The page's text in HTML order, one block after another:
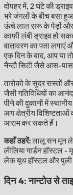
दोपहर में, 2 घंटे की
भरे जंगलों के बीच बसा
ऊंचे लाल सरू के पेड़ों और
काफी लंबी ड्राइव हो
वातावरण का पता लगाएं
एक दिन के बाद, आप या
नैन्टौ सिटी जैसे आस-
तारोको के सुंदर रास्तों
जैसी गतिविधियों का
पीने की दुकानों में
आप क्षेत्रीय
आराम कर सकते हैं।
कहाँ ठहरें:लालू सन मून
लीलिया गार्डन
लेक यूथ हॉस्टल और पुली
दिन 4: नान्टोउ से